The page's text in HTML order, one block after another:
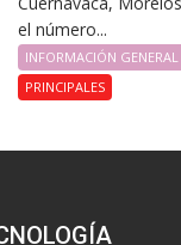
el número...
INFORMACIÓN GENERAL
PRINCIPALES